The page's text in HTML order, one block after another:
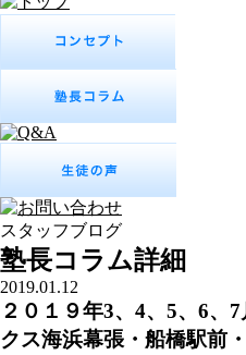
スタッフブログ
塾長コラム詳細
2019.01.12
２０１９年3、4、5、6、
クス海浜幕張・船橋駅前